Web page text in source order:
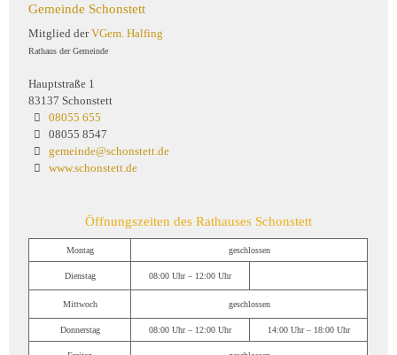
Gemeinde Schonstett
Mitglied derVGem. Halfing
Rathaus der Gemeinde
Hauptstraße 1
83137 Schonstett
08055 655
08055 8547
gemeinde@schonstett.de
www.schonstett.de
Öffnungszeiten des Rathauses Schonstett
Montag geschlossen
Dienstag 08:00 Uhr – 12:00 Uhr
Mittwoch geschlossen
Donnerstag 08:00 Uhr – 12:00 Uhr 14:00 Uhr – 18:00 Uhr